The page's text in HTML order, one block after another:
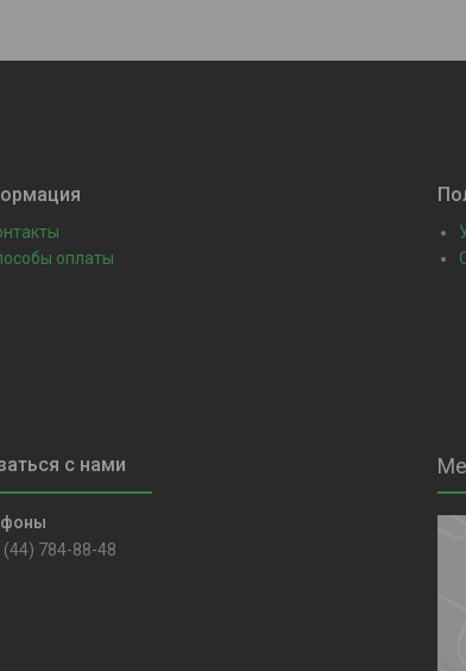
оплаты
(44) 784-88-48